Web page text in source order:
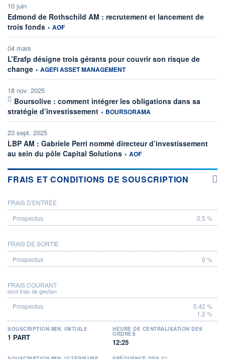
10 juin
Edmond de Rothschild AM : recrutement et lancement de
trois fonds information fournie par
• AOF
04 mars
L’Erafp désigne trois gérants pour couvrir son risque de
change information fournie par
• AGEFI ASSET MANAGEMENT
18 nov. 2025
Boursolive : comment intégrer les obligations dans sa
stratégie d’investissementinformation fournie par
• BOURSORAMA
23 sept. 2025
LBP AM : Gabriele Perri nommé directeur d’investissement
au sein du pôle Capital Solutions information fournie par
• AOF
FRAIS ET CONDITIONS DE SOUSCRIPTION
PROSPECTUS
FRAIS D'ENTRÉE
0,5 %
FRAIS DE SORTIE
0 %
FRAIS COURANT
dont frais de gestion
0,42 %
1,2 %
SOUSCRIPTION MIN. INITIALE
1 PART
HEURE DE CENTRALISATION DES
ORDRES
12:25